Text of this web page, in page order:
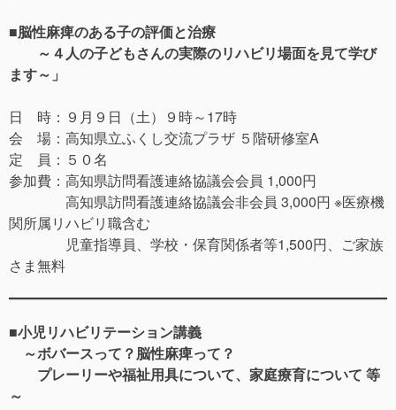
■脳性麻痺のある子の評価と治療
～４人の子どもさんの実際のリハビリ場面を見て学び
ます～」
日 時：９月９日（土）９時～17時
会 場：高知県立ふくし交流プラザ ５階研修室A
定 員：５０名
参加費：高知県訪問看護連絡協議会会員 1,000円
高知県訪問看護連絡協議会非会員 3,000円 ※医療機
関所属リハビリ職含む
児童指導員、学校・保育関係者等1,500円、ご家族
さま無料
■小児リハビリテーション講義
～ボバースって？脳性麻痺って？
プレーリーや福祉用具について、家庭療育について 等
～